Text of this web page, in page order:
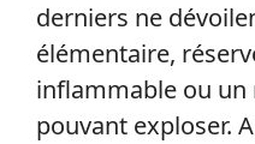
derniers ne
élémentaire,
inflammable ou un
pouvant exploser.